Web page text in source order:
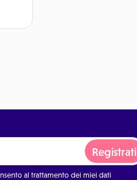
Registrati
al trattamento dei miei dati